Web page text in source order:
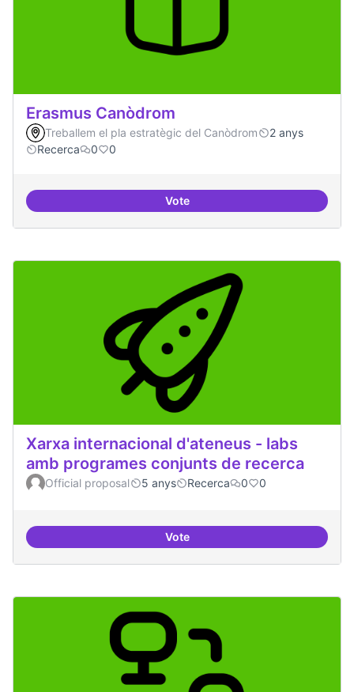
Erasmus Canòdrom
Treballem el pla estratègic del Canòdrom
2 anys
Recerca
0 0
VoteErasmus Canòdrom
Xarxa internacional d'ateneus - labs
amb programes conjunts de recerca
Official proposal 5 anys Recerca 0 0
VoteXarxa internacional d'ateneus -